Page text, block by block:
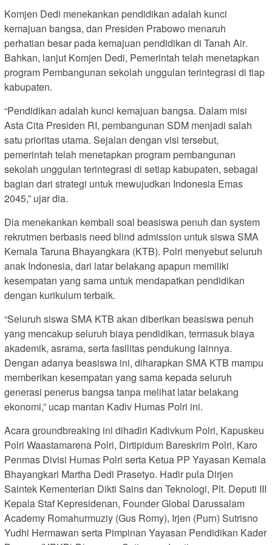
Komjen Dedi menekankan pendidikan adalah kunci
kemajuan bangsa, dan Presiden Prabowo menaruh
perhatian besar pada kemajuan pendidikan di Tanah Air.
Bahkan, lanjut Komjen Dedi, Pemerintah telah menetapkan
program Pembangunan sekolah unggulan terintegrasi di tiap
kabupaten.
“Pendidikan adalah kunci kemajuan bangsa. Dalam misi
Asta Cita Presiden RI, pembangunan SDM menjadi salah
satu prioritas utama. Sejalan dengan visi tersebut,
pemerintah telah menetapkan program pembangunan
sekolah unggulan terintegrasi di setiap kabupaten, sebagai
bagian dari strategi untuk mewujudkan Indonesia Emas
2045,” ujar dia.
Dia menekankan kembali soal beasiswa penuh dan system
rekrutmen berbasis need blind admission untuk siswa SMA
Kemala Taruna Bhayangkara (KTB). Polri menyebut seluruh
anak Indonesia, dari latar belakang apapun memiliki
kesempatan yang sama untuk mendapatkan pendidikan
dengan kurikulum terbaik.
“Seluruh siswa SMA KTB akan diberikan beasiswa penuh
yang mencakup seluruh biaya pendidikan, termasuk biaya
akademik, asrama, serta fasilitas pendukung lainnya.
Dengan adanya beasiswa ini, diharapkan SMA KTB mampu
memberikan kesempatan yang sama kepada seluruh
generasi penerus bangsa tanpa melihat latar belakang
ekonomi,” ucap mantan Kadiv Humas Polri ini.
Acara groundbreaking ini dihadiri Kadivkum Polri, Kapuskeu
Polri Waastamarena Polri, Dirtipidum Bareskrim Polri, Karo
Penmas Divisi Humas Polri serta Ketua PP Yayasan Kemala
Bhayangkari Martha Dedi Prasetyo. Hadir pula Dirjen
Saintek Kementerian Dikti Sains dan Teknologi, Plt. Deputi III
Kepala Staf Kepresidenan, Founder Global Darussalam
Academy Romahurmuziy (Gus Romy), Irjen (Purn) Sutrisno
Yudhi Hermawan serta Pimpinan Yayasan Pendidikan Kader